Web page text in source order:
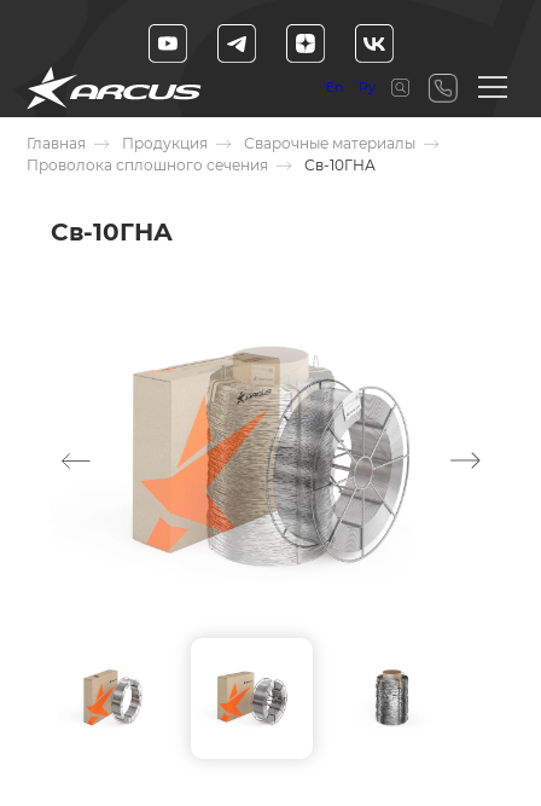
En Ру
Главная Продукция
Сварочные материалы
Проволока сплошного сечения
Св-10ГНА
Св-10ГНА